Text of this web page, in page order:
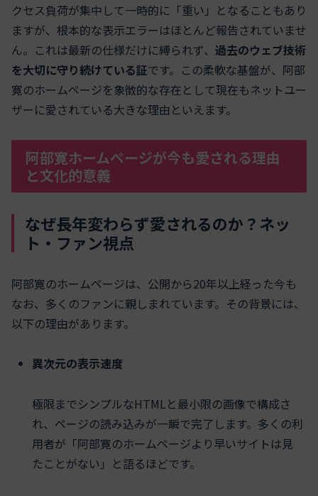
クセス負荷が集中して一時的に「重い」となることもあり
ますが、根本的な表示エラーはほとんど報告されていませ
ん。これは最新の仕様だけに縛られず、 過去のウェブ技術
を大切に守り続けている証です。この柔軟な基盤が、阿部
寛のホームページを象徴的な存在として現在もネットユー
ザーに愛されている大きな理由といえます。
阿部寛ホームページが今も愛される理由
と文化的意義
なぜ長年変わらず愛されるのか？ネッ
ト・ファン視点
阿部寛のホームページは、公開から20年以上経った今も
なお、多くのファンに親しまれています。その背景には、
以下の理由があります。
異次元の表示速度
極限までシンプルなHTMLと最小限の画像で構成さ
れ、ページの読み込みが一瞬で完了します。多くの利
用者が「阿部寛のホームページより早いサイトは見
たことがない」と語るほどです。